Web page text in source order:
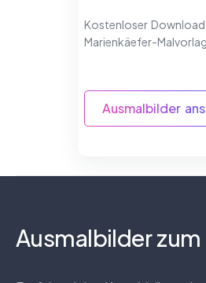
Kostenloser Download
Marienkäefer-
Ausmalbilder
Ausmalbilder